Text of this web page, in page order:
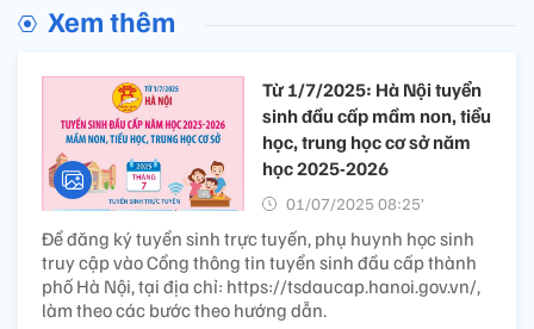
Xem thêm
Từ 1/7/2025: Hà Nội tuyển
sinh đầu cấp mầm non, tiểu
học, trung học cơ sở năm
học 2025-2026
01/07/2025 08:25’
Để đăng ký tuyển sinh trực tuyến, phụ huynh học sinh
truy cập vào Cổng thông tin tuyển sinh đầu cấp thành
phố Hà Nội, tại địa chỉ: https://tsdaucap.hanoi.gov.vn/,
làm theo các bước theo hướng dẫn.